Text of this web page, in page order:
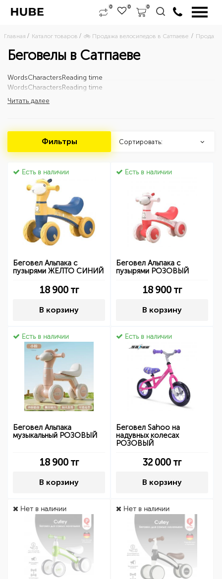
0 0 0
Главная Каталог товаров 🚲 Продажа велосипедов в Сатпаеве Продажа
Беговелы в Сатпаеве
WordsCharactersReading time
WordsCharactersReading time
Читать далее
Фильтры Сортировать:
Есть в наличии
Беговел Альпака с
пузырями ЖЕЛТО СИНИЙ
18 900тг
В корзину
Есть в наличии
Беговел Альпака с
пузырями РОЗОВЫЙ
18 900тг
В корзину
Есть в наличии
Беговел Альпака
музыкальный РОЗОВЫЙ
18 900тг
В корзину
Есть в наличии
Беговел Sahoo на
надувных колесах
РОЗОВЫЙ
32 000 тг
В корзину
Нет в наличии Нет в наличии